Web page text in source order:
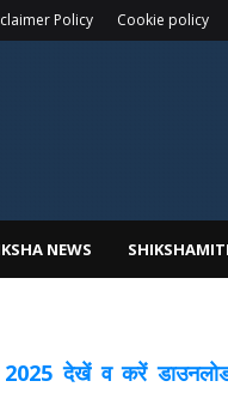
Policy Cookie policy
NEWS
वर्ष 2025 देखें व करें